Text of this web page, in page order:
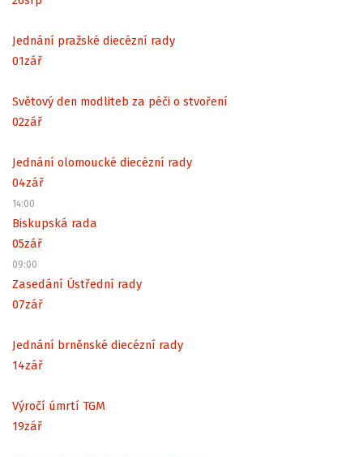
Jednání pražské diecézní rady
01zář
Světový den modliteb za péči o stvoření
02zář
Jednání olomoucké diecézní rady
04zář
14:00
Biskupská rada
05zář
09:00
Zasedání Ústřední rady
07zář
Jednání brněnské diecézní rady
14zář
Výročí úmrtí TGM
19zář